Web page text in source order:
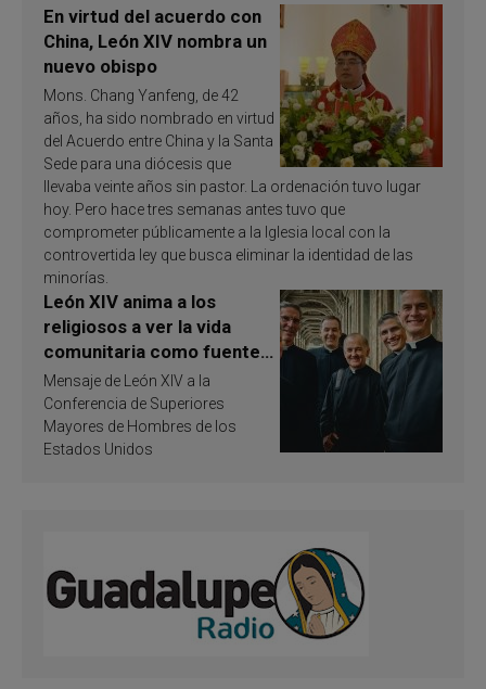
En virtud del acuerdo con
China, León XIV nombra un
nuevo obispo
Mons. Chang Yanfeng, de 42
años, ha sido nombrado en virtud
del Acuerdo entre China y la Santa
Sede para una diócesis que
llevaba veinte años sin pastor. La ordenación tuvo lugar
hoy. Pero hace tres semanas antes tuvo que
comprometer públicamente a la Iglesia local con la
controvertida ley que busca eliminar la identidad de las
minorías.
León XIV anima a los
religiosos a ver la vida
comunitaria como fuente
de inspiración y
santificación
Mensaje de León XIV a la
Conferencia de Superiores
Mayores de Hombres de los
Estados Unidos